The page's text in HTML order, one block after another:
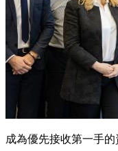
成為優先接收第一手